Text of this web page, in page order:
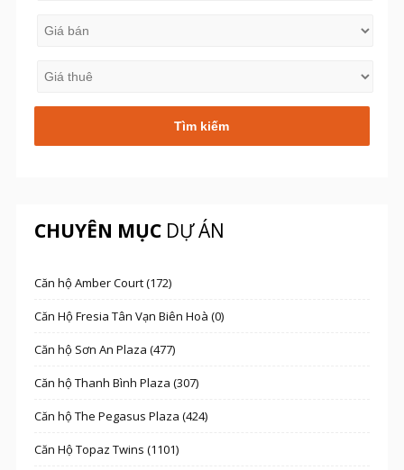
CHUYÊN MỤCDỰ ÁN
Căn hộ Amber Court (172)
Căn Hộ Fresia Tân Vạn Biên Hoà (0)
Căn hộ Sơn An Plaza (477)
Căn hộ Thanh Bình Plaza (307)
Căn hộ The Pegasus Plaza (424)
Căn Hộ Topaz Twins (1101)